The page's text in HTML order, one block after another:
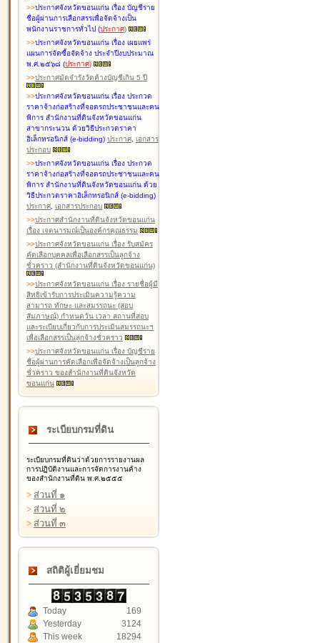
>>ประกาศจังหวัดขอนแก่น เรื่อง บัญชีราย
ชื่อผู้ผ่านการเลือกสรรเพื่อจัดจ้างเป็น
พนักงานราชการทั่วไป (ประกาศ)
>>ประกาศจังหวัดขอนแก่น เรื่อง เผยแพร่
แผนการจัดซื้อจัดจ้าง ประจำปีงบประมาณ
พ.ศ.๒๕๖๘ (ประกาศ)
>>ประกาศมัดจำรังวัดค้างบัญชีเกิน 5 ปี
>>ประกาศจังหวัดขอนแก่น เรื่อง ประกวด
ราคาจ้างก่อสร้างที่จอดรถประชาชนและคน
พิการ สำนักงานที่ดินจังหวัดขอนแก่น
สาขากระนวน ด้วยวิธีประกวดราคา
อิเล็กทรอนิกส์ (e-bidding) ประกาศ, เอกสาร
ประกอบ
>>ประกาศจังหวัดขอนแก่น เรื่อง ประกวด
ราคาจ้างก่อสร้างที่จอดรถประชาชนและคน
พิการ สำนักงานที่ดินจังหวัดขอนแก่น ด้วย
วิธีประกวดราคาอิเล็กทรอนิกส์ (e-bidding)
ประกาศ, เอกสารประกอบ
>>ประกาศสำนักงานที่ดินจังหวัดขอนแก่น
เรื่อง เจตนารมณ์เป็นองค์กรคุณธรรม
>>ประกาศจังหวัดขอนแก่น เรื่อง รับสมัคร
คัดเลือกบุคคลเพื่อเลือกสรรเป็นลูกจ้าง
ชั่วคราว (สำนักงานที่ดินจังหวัดขอนแก่น)
>>ประกาศจังหวัดขอนแก่น เรื่อง รายชื่อผู้มี
สิทธิเข้ารับการประเมินความรู้ความ
สามารถ ทักษะ และสมรรถนะ (สอบ
สัมภาษณ์) กำหนดวัน เวลา สถานที่สอบ
และระเบียบเกี่ยวกับการประเมินสมรรถนะฯ
เพื่อเลือกสรรเป็นลูกจ้างชั่วคราว
>>ประกาศจังหวัดขอนแก่น เรื่อง บัญชีราย
ชื่อผู้ผ่านการคัดเลือกเพื่อจัดจ้างเป็นลูกจ้าง
ชั่วคราว ของสำนักงานที่ดินจังหวัด
ขอนแก่น
ระเบียบกรมที่ดิน
ระเบียบกรมที่ดินว่าด้วยการรายงานผล
การปฏิบัติงานและการจัดการงานค้าง
ของสำนักงานที่ดิน พ.ศ.๒๕๕๕
> ส่วนที่ ๑
> ส่วนที่ ๒
> ส่วนที่ ๓
สถิติผู้เยี่ยมชม
Today
169
Yesterday
3124
This week
18294